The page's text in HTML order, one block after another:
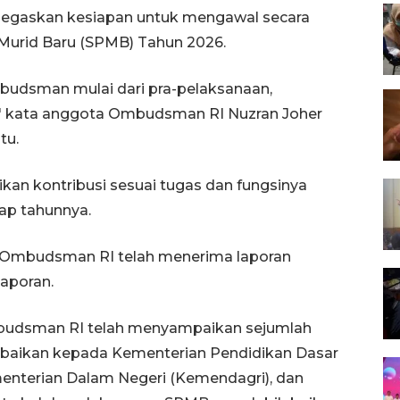
kesiapan untuk mengawal secara
Baru (SPMB) Tahun 2026.
mulai dari pra-pelaksanaan,
anggota Ombudsman RI Nuzran Joher
kontribusi sesuai tugas dan fungsinya
tahunnya.
RI telah menerima laporan
RI telah menyampaikan sejumlah
kepada Kementerian Pendidikan Dasar
Dalam Negeri (Kemendagri), dan